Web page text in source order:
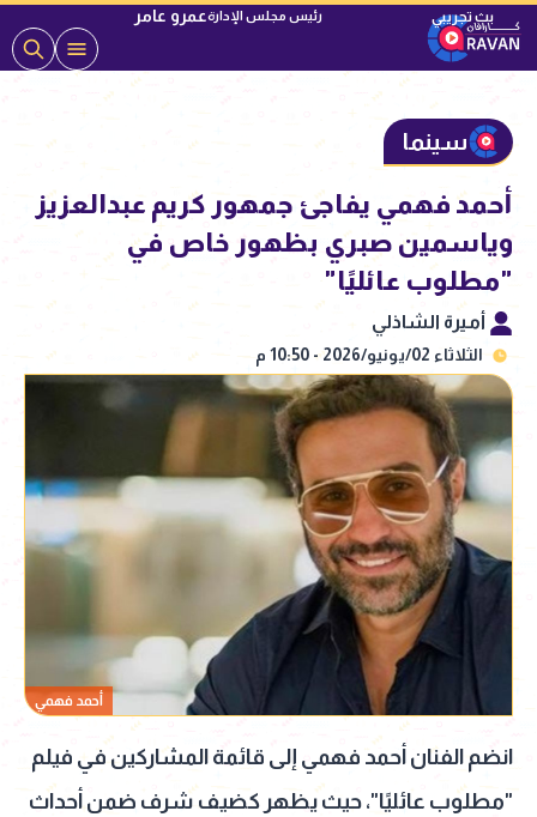
رئيس مجلس الإدارةعمرو عامر
سينما
أحمد فهمي يفاجئ جمهور كريم عبدالعزيز
وياسمين صبري بظهور خاص في
"مطلوب عائليًا"
أميرة الشاذلي
الثلاثاء 02/يونيو/2026 - 10:50 م
أحمد فهمي
انضم الفنان أحمد فهمي إلى قائمة المشاركين في فيلم
"مطلوب عائليًا"، حيث يظهر كضيف شرف ضمن أحداث